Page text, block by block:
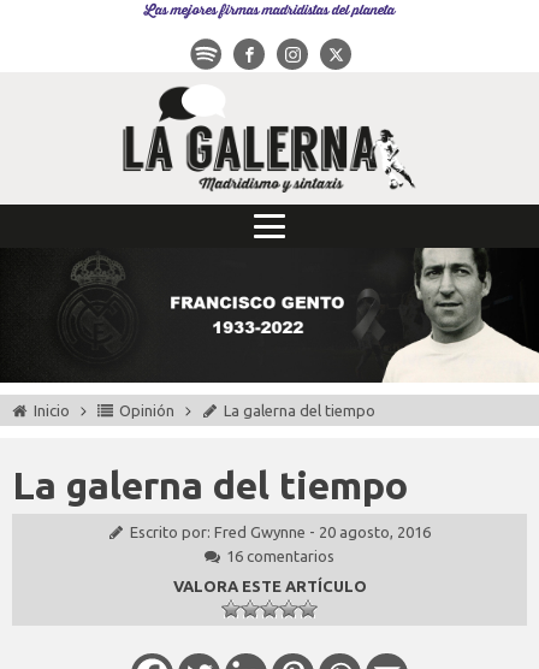
Las mejores firmas madridistas del planeta
Inicio Opinión La galerna del tiempo
La galerna del tiempo
Escrito por: Fred Gwynne - 20 agosto, 2016
16 comentarios
VALORA ESTE ARTÍCULO